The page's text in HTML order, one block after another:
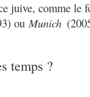
juive, comme le
ou Munich
temps ?